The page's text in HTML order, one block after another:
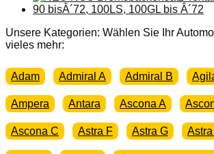
Unsere Kategorien: Wählen Sie Ihr
vieles mehr:
Adam Admiral A Admiral B
Ampera Antara Ascona A
Ascona C Astra F Astra G Astra